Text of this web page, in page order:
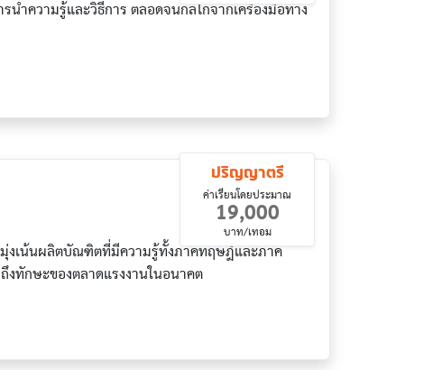
าความรู้และวิธีการ ตลอดจนกลไกจากเครื่องมือทาง
งเน้นผลิตบัณฑิตที่มีความรู้ทั้งภาคทฤษฎีและภาค
งทักษะของตลาดแรงงานในอนาคต
ปริญญาตรี
ค่าเรียนโดยประมาณ
19,000
บาท/เทอม